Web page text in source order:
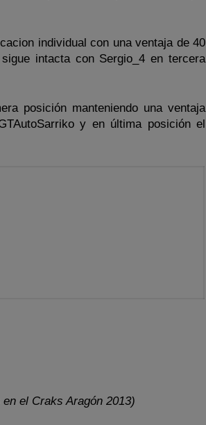
individual con una ventaja de 40
intacta con Sergio_4 en tercera
posición manteniendo una ventaja
y en última posición el
el Craks Aragón 2013)